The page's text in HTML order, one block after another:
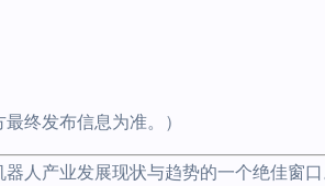
终发布信息为准。）
人产业发展现状与趋势的一个绝佳窗